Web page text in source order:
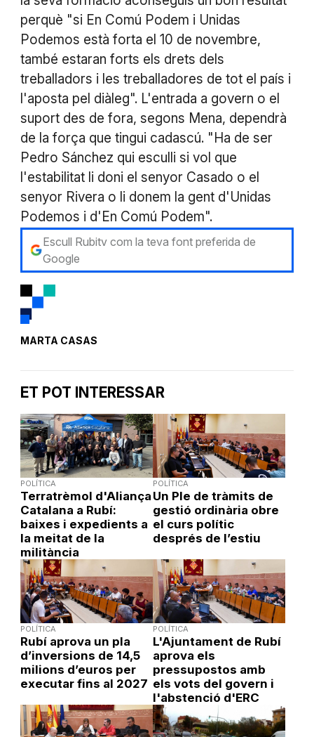
perquè "si En Comú Podem i Unidas
Podemos està forta el 10 de novembre,
també estaran forts els drets dels
treballadors i les treballadores de tot el país i
l'aposta pel diàleg". L'entrada a govern o el
suport des de fora, segons Mena, dependrà
de la força que tingui cadascú. "Ha de ser
Pedro Sánchez qui esculli si vol que
l'estabilitat li doni el senyor Casado o el
senyor Rivera o li donem la gent d'Unidas
Podemos i d'En Comú Podem".
Escull Rubitv com la teva font preferida de
Google
MARTA CASAS
ET POT INTERESSAR
POLÍTICA
Terratrèmol d'Aliança
Catalana a Rubí:
baixes i expedients a
la meitat de la
militància
POLÍTICA
Un Ple de tràmits de
gestió ordinària obre
el curs polític
després de l’estiu
POLÍTICA
Rubí aprova un pla
d’inversions de 14,5
milions d’euros per
executar fins al 2027
POLÍTICA
L'Ajuntament de Rubí
aprova els
pressupostos amb
els vots del govern i
l'abstenció d'ERC